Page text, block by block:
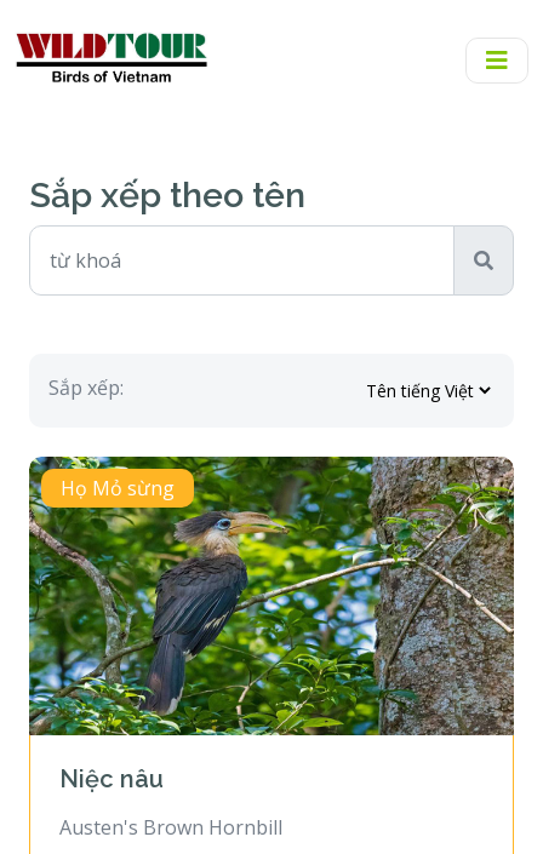
Sắp xếp theo tên
Sắp xếp:
Họ Mỏ sừng
Niệc nâu
Austen's Brown Hornbill